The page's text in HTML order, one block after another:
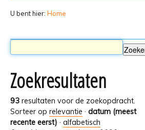
U bent hier: Home
Zoekresultaten
93 resultaten voor de zoekopdracht.
Sorteer op relevantie · datum (meest
recente eerst) · alfabetisch